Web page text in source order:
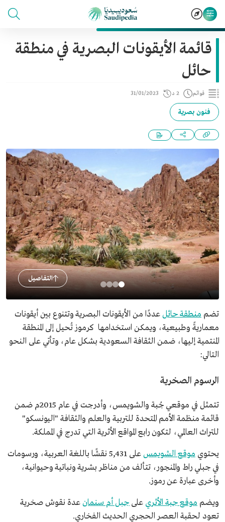
قائمة الأيقونات البصرية في منطقة
حائل
قوائم 2 د 31/01/2023
فنون بصرية
التفاصيل
تضم منطقة حائلعددًا من الأيقونات البصرية وتتنوع بين أيقونات
معماريةً وطبيعية، ويمكن استخدامها كرموز تُحيل إلى المنطقة
المنتمية إليها، ضمن الثقافة السعودية بشكل عام، وتأتي على النحو
التالي:
الرسوم الصخرية
تتمثل في موقعي جُبة والشويمس، وأدرجت في عام 2015م ضمن
قائمة منظمة الأمم المتحدة للتربية والعلم والثقافة "اليونسكو"
للتراث العالمي، لتكون رابع المواقع الأثرية التي تدرج في المملكة.
يحتوي موقع الشويمس
على 5,431 نقشًا باللغة العربية، ورسومات
في جبلي راط والمنجور، تتألف من مناظر بشرية ونباتية وحيوانية،
وأخرى عبارة عن رموز.
ويضم موقع جبة الأثري على جبل أم سنمانعدة نقوش صخرية
تعود لحقبة العصر الحجري الحديث الفخاري.